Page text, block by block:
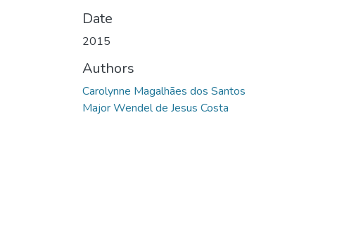
Date
2015
Authors
Carolynne Magalhães dos Santos
Major Wendel de Jesus Costa